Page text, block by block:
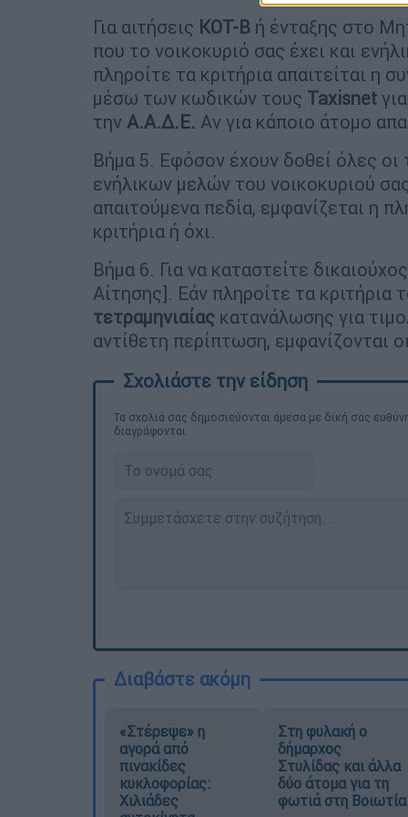
Για αιτήσεις ΚΟΤ-Β ή ένταξης στο
που το νοικοκυριό σας έχει και
πληροίτε τα κριτήρια απαιτείται
μέσω των κωδικών τους Taxisnet
την Α.Α.Δ.Ε. Αν για κάποιο άτομο
Βήμα 5. Εφόσον έχουν δοθεί όλες οι
ενήλικων μελών του νοικοκυριού
απαιτούμενα πεδία, εμφανίζεται η
κριτήρια ή όχι.
Βήμα 6. Για να καταστείτε
Αίτησης]. Εάν πληροίτε τα κριτήρια
τετραμηνιαίας κατανάλωσης για
αντίθετη περίπτωση, εμφανίζονται
Τα σχολιά σας δημοσιεύονται άμεσα με δική σας
διαγράφονται
Διαβάστε ακόμη
«Στέρεψε» η
αγορά από
πινακίδες
κυκλοφορίας:
Χιλιάδες
Στη φυλακή ο
δήμαρχος
Στυλίδας και άλλα
δύο άτομα για τη
φωτιά στη Βοιωτία